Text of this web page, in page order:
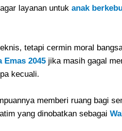
agar layanan untuk anak
tetapi cermin moral
Emas 2045 jika masih gagal
kecuali.
memberi ruang bagi
yang dinobatkan sebagai